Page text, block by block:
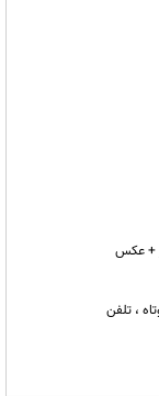
+ عکس
، تلفن